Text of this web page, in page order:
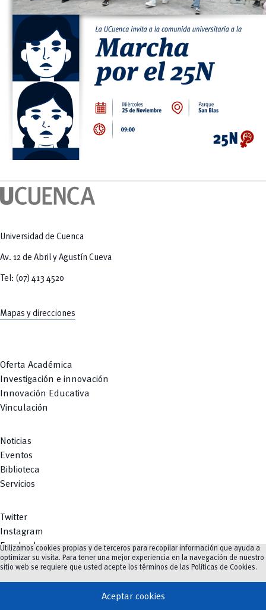
Universidad de Cuenca
Av. 12 de Abril y Agustín Cueva
Tel: (07) 413 4520
Mapas y direcciones
Oferta Académica
Investigación e innovación
Innovación Educativa
Vinculación
Noticias
Eventos
Biblioteca
Servicios
Twitter
Instagram
Facebook
Youtube
Utilizamos cookies propias y de terceros para recopilar información que ayuda a
optimizar su visita. Para tener una mejor experiencia en la navegación de nuestro
sitio web se requiere que usted acepte los términos de las Políticas de Cookies.
Aceptar cookies